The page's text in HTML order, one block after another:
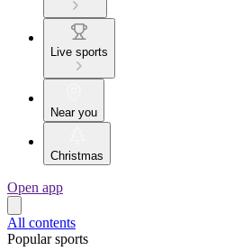
Live sports
Near you
Christmas
Open app
All contents
Popular sports